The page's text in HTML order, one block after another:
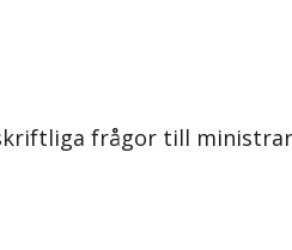
frågor till